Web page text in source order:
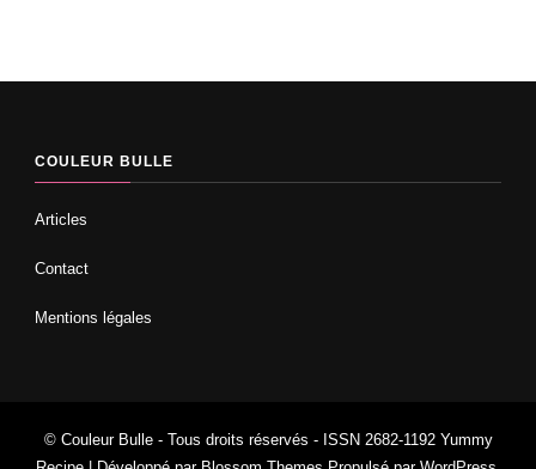
COULEUR BULLE
Articles
Contact
Mentions légales
© Couleur Bulle - Tous droits réservés - ISSN 2682-1192Yummy